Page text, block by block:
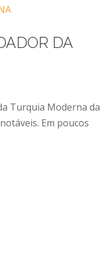
DA
Turquia Moderna da
Em poucos